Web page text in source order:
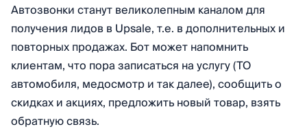
Автозвонки станут великолепным каналом для
получения лидов в Upsale, т.е. в дополнительных и
повторных продажах. Бот может напомнить
клиентам, что пора записаться на услугу (ТО
автомобиля, медосмотр и так далее), сообщить о
скидках и акциях, предложить новый товар, взять
обратную связь.